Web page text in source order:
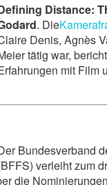
Distance:
. Die
Denis, Agnès
tätig war,
mit Film
Bundesverband
verleiht zum
die